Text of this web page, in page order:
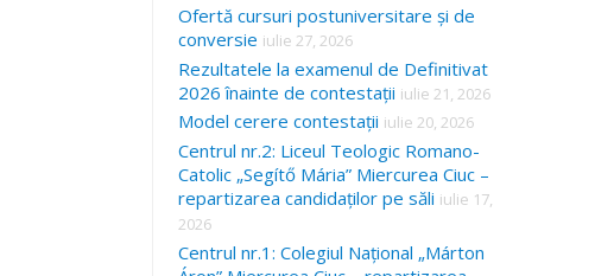
Ofertă cursuri postuniversitare și de
conversie iulie 27, 2026
Rezultatele la examenul de Definitivat
2026 înainte de contestații iulie 21, 2026
Model cerere contestații iulie 20, 2026
Centrul nr.2: Liceul Teologic Romano-
Catolic „Segítő Mária” Miercurea Ciuc –
repartizarea candidaților pe săli iulie 17,
2026
Centrul nr.1: Colegiul Național „Márton